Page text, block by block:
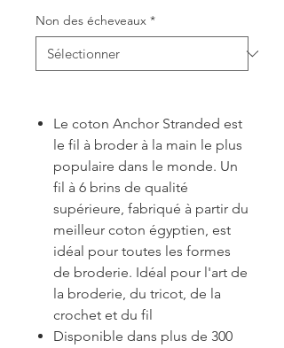
Non des écheveaux *
Le coton Anchor Stranded est
le fil à broder à la main le plus
populaire dans le monde. Un
fil à 6 brins de qualité
supérieure, fabriqué à partir du
meilleur coton égyptien, est
idéal pour toutes les formes
de broderie. Idéal pour l'art de
la broderie, du tricot, de la
crochet et du fil
Disponible dans plus de 300